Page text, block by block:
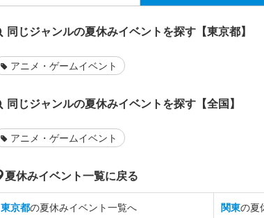
同じジャンルの夏休みイベントを探す【東京都】
アニメ・ゲームイベント
同じジャンルの夏休みイベントを探す【全国】
アニメ・ゲームイベント
夏休みイベント一覧に戻る
東京都の夏休みイベント一覧へ 関東の夏